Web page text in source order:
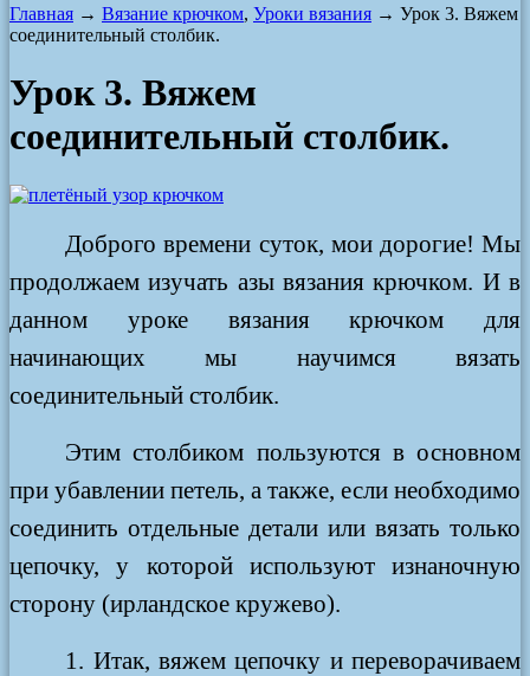
Главная → Вязание крючком, Уроки вязания → Урок 3. Вяжем
соединительный столбик.
Урок 3. Вяжем
соединительный столбик.
Доброго времени суток, мои дорогие! Мы
продолжаем изучать азы вязания крючком. И в
данном уроке вязания крючком для
начинающих мы научимся вязать
соединительный столбик.
Этим столбиком пользуются в основном
при убавлении петель, а также, если необходимо
соединить отдельные детали или вязать только
цепочку, у которой используют изнаночную
сторону (ирландское кружево).
1. Итак, вяжем цепочку и переворачиваем